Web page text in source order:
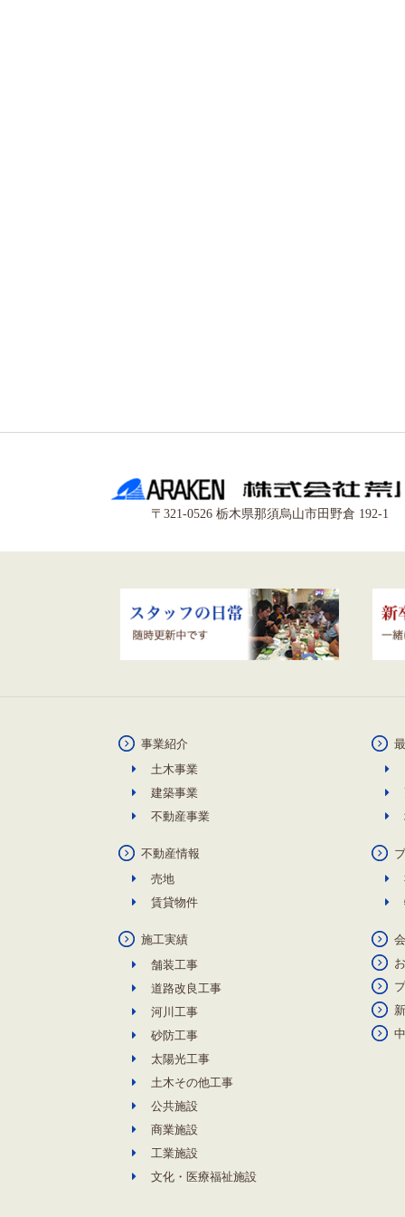
〒321-0526 栃木県那須烏山市田野倉 192-1
事業紹介
土木事業
建築事業
不動産事業
不動産情報
売地
賃貸物件
施工実績
舗装工事
道路改良工事
河川工事
砂防工事
太陽光工事
土木その他工事
公共施設
商業施設
工業施設
文化・医療福祉施設